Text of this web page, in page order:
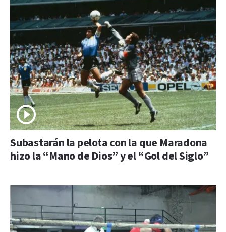
Subastarán la pelota con la que Maradona
hizo la “Mano de Dios” y el “Gol del Siglo”